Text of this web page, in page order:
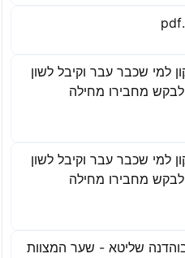
שכבר עבר וקיבל לשון
מחבירו מחילה
שכבר עבר וקיבל לשון
מחבירו מחילה
שליטא - שער המצוות